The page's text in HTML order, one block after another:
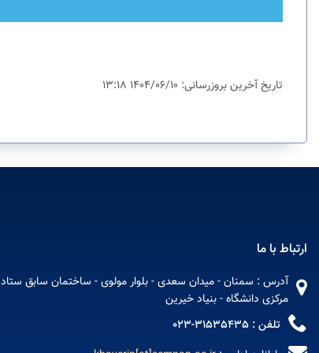
تاریخ آخرین بروزرسانی: 1404/06/10 13:18
ارتباط با ما
آدرس : سمنان - میدان سعدی - بلوار مولوی - ساختمان سابق ستاد
مرکزی دانشگاه - بنیاد خیرین
تلفن : 31535435-023